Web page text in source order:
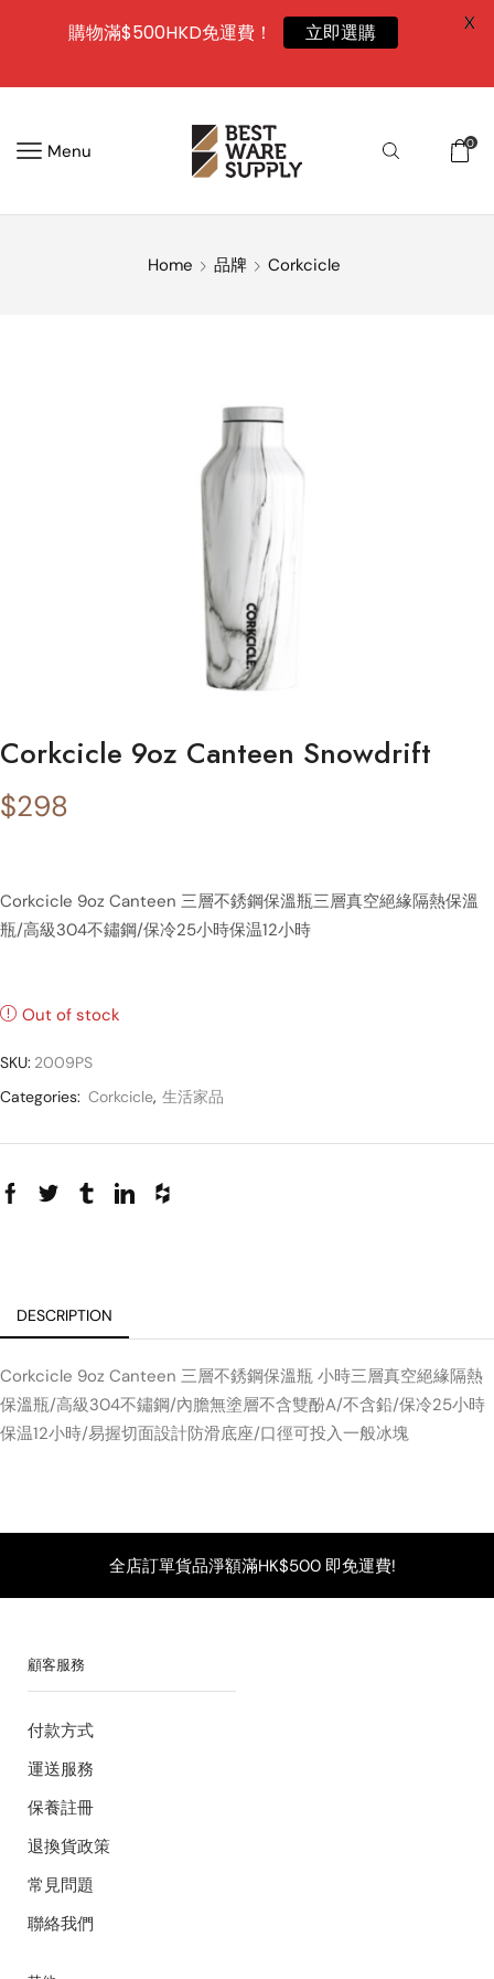
Menu 0
Home 品牌 Corkcicle
Corkcicle 9oz Canteen Snowdrift
$298
Corkcicle 9oz Canteen 三層不銹鋼保溫瓶三層真空絕緣隔熱保溫
瓶/高級304不鏽鋼/保冷25小時保温12小時
Out of stock
SKU: 2009PS
Categories: Corkcicle, 生活家品
DESCRIPTION
Corkcicle 9oz Canteen 三層不銹鋼保溫瓶 小時三層真空絕緣隔熱
保溫瓶/高級304不鏽鋼/內膽無塗層不含雙酚A/不含鉛/保冷25小時
保温12小時/易握切面設計防滑底座/口徑可投入一般冰塊
全店訂單貨品淨額滿HK$500 即免運費!
顧客服務
付款方式
運送服務
保養註冊
退換貨政策
常見問題
聯絡我們
購物滿$500HKD免運費！ 立即選購 X